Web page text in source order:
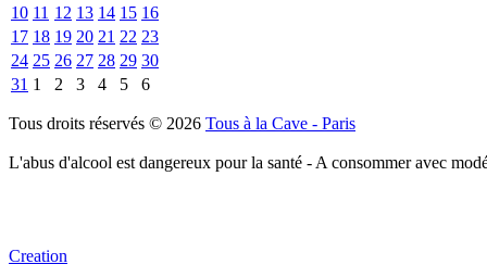
10 11 12 13 14 15 16
17 18 19 20 21 22 23
24 25 26 27 28 29 30
31 1 2 3 4 5 6
Tous droits réservés © 2026 Tous à la Cave - Paris
L'abus d'alcool est dangereux pour la santé - A consommer avec
Creation